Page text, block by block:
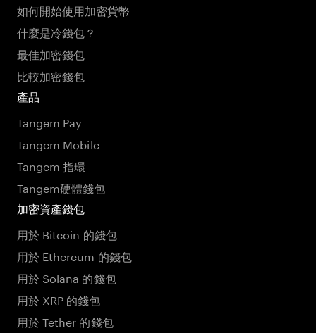
如何開始使用加密貨幣
什麼是冷錢包？
最佳加密錢包
比較加密錢包
產品
Tangem Pay
Tangem Mobile
Tangem 指環
Tangem硬體錢包
加密資產錢包
用於 Bitcoin 的錢包
用於 Ethereum 的錢包
用於 Solana 的錢包
用於 XRP 的錢包
用於 Tether 的錢包